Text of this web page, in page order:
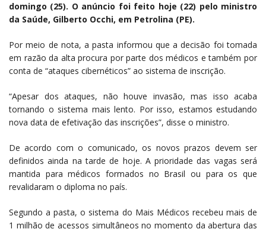
domingo (25). O anúncio foi feito hoje (22) pelo ministro
da Saúde, Gilberto Occhi, em Petrolina (PE).
Por meio de nota, a pasta informou que a decisão foi tomada
em razão da alta procura por parte dos médicos e também por
conta de “ataques cibernéticos” ao sistema de inscrição.
“Apesar dos ataques, não houve invasão, mas isso acaba
tornando o sistema mais lento. Por isso, estamos estudando
nova data de efetivação das inscrições”, disse o ministro.
De acordo com o comunicado, os novos prazos devem ser
definidos ainda na tarde de hoje. A prioridade das vagas será
mantida para médicos formados no Brasil ou para os que
revalidaram o diploma no país.
Segundo a pasta, o sistema do Mais Médicos recebeu mais de
1 milhão de acessos simultâneos no momento da abertura das